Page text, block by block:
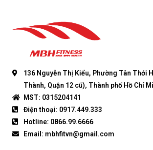
136 Nguyễn Thị Kiểu, Phường Tân Thới
Thành, Quận 12 cũ), Thành phố Hồ Chí
MST: 0315204141
Điện thoại: 0917.449.333
Hotline: 0866.99.6666
Email: mbhfitvn@gmail.com